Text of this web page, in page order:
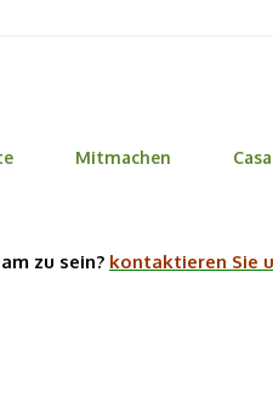
Mitmachen
zu sein? kontaktieren Sie